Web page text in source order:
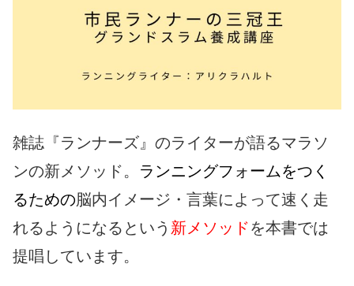
雑誌『ランナーズ』のライターが語るマラソ
ンの新メソッド。 ランニングフォームをつく
るための脳内イメージ・言葉によって速く走
れるようになるという 新メソッドを本書では
提唱しています。